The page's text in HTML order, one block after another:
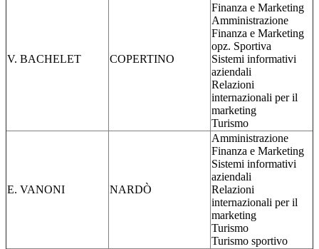
V. BACHELET COPERTINO
Finanza e Marketing
Amministrazione
Finanza e Marketing
opz. Sportiva
Sistemi informativi
aziendali
Relazioni
internazionali per il
marketing
Turismo
E. VANONI NARDÒ
Amministrazione
Finanza e Marketing
Sistemi informativi
aziendali
Relazioni
internazionali per il
marketing
Turismo
Turismo sportivo